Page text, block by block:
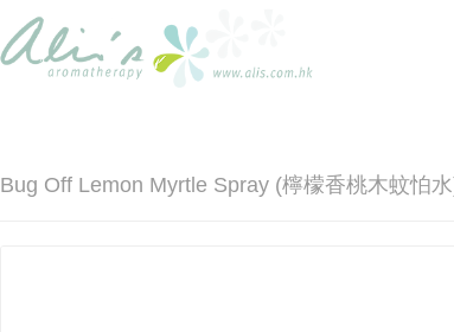
Bug Off Lemon Myrtle Spray (檸檬香桃木蚊怕